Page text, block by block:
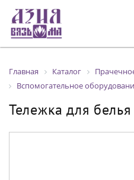
Главная Каталог
Вспомогательное
Тележка для